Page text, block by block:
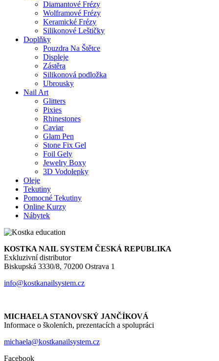
Diamantové Frézy
Wolframové Frézy
Keramické Frézy
Silikonové Leštičky
Doplňky
Pouzdra Na Štětce
Displeje
Zástěra
Silikonová podložka
Ubrousky
Nail Art
Glitters
Pixies
Rhinestones
Caviar
Glam Pen
Stone Fix Gel
Foil Gely
Jewelry Boxy
3D Vodolepky
Oleje
Tekutiny
Pomocné Tekutiny
Online Kurzy
Nábytek
KOSTKA NAIL SYSTEM ČESKÁ REPUBLIKA
Exkluzivní distributor
Biskupská 3330/8, 70200 Ostrava 1
info@kostkanailsystem.cz
MICHAELA STANOVSKÝ JANČÍKOVÁ
Informace o školeních, prezentacích a spolupráci
michaela@kostkanailsystem.cz
Facebook